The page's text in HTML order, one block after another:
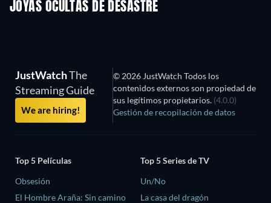
JOYAS OCULTAS DE DESASTRE
JustWatchThe
Streaming Guide
We are hiring!
© 2026 JustWatch Todos los
contenidos externos son propiedad de
sus legítimos propietarios. (4.0.0)
Gestión de recopilación de datos
Top 5 Películas
Obsesión
El Hombre Araña: Sin camino
Top 5 Series de TV
Un/No
La casa del dragón